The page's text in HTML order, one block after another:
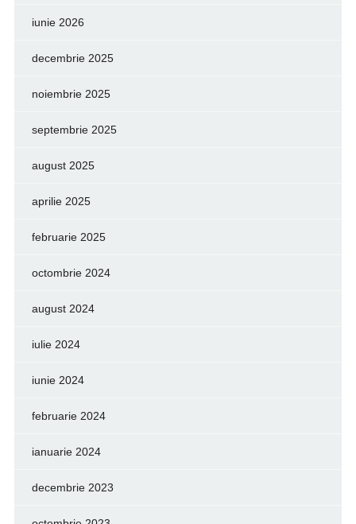
iunie 2026
decembrie 2025
noiembrie 2025
septembrie 2025
august 2025
aprilie 2025
februarie 2025
octombrie 2024
august 2024
iulie 2024
iunie 2024
februarie 2024
ianuarie 2024
decembrie 2023